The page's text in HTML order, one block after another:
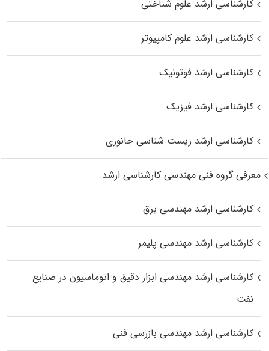
کارشناسی ارشد علوم شناختی
کارشناسی ارشد علوم کامپیوتر
کارشناسی ارشد فوتونیک
کارشناسی ارشد فیزیک
کارشناسی ارشد زیست‌ شناسی جانوری
معرفی گروه فنی مهندسی کارشناسی ارشد
کارشناسی ارشد مهندسی برق
کارشناسی ارشد مهندسی پلیمر
کارشناسی ارشد مهندسی ابزار دقیق و اتوماسیون در صنایع
نفت
کارشناسی ارشد مهندسی بازرسی فنی